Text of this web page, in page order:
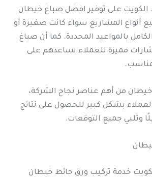
على توفير افضل صباغ خيطان
أنواع المشاريع سواء كانت صغيرة أو
الكامل بالمواعيد المحددة. كما أن صباغ
مميزة للعملاء تساعدهم على
من أهم عناصر نجاح الشركة،
بشكل كبير للحصول على نتائج
وتلبي جميع التوقعات.
خدمة تركيب ورق حائط خيطان